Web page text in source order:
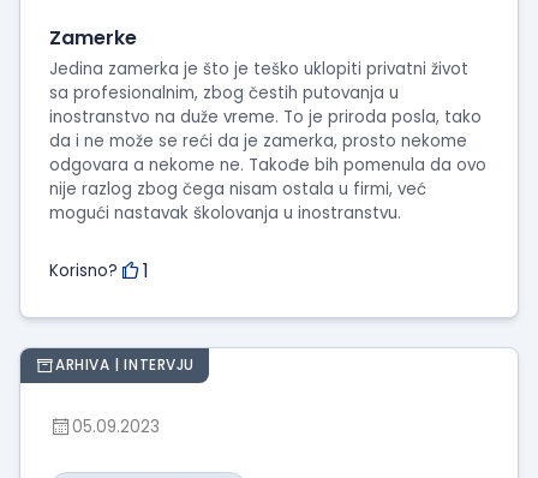
Zamerke
Jedina zamerka je što je teško uklopiti privatni život
sa profesionalnim, zbog čestih putovanja u
inostranstvo na duže vreme. To je priroda posla, tako
da i ne može se reći da je zamerka, prosto nekome
odgovara a nekome ne. Takođe bih pomenula da ovo
nije razlog zbog čega nisam ostala u firmi, već
mogući nastavak školovanja u inostranstvu.
Korisno? 1
ARHIVA | INTERVJU
05.09.2023